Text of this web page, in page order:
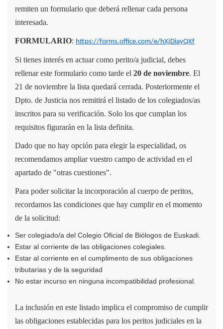
remiten un formulario que deberá rellenar cada persona
interesada.
FORMULARIO: https://forms.office.com/e/hXjDiayQXf
Si tienes interés en actuar como perito/a judicial, debes
rellenar este formulario como tarde el 20 de noviembre. El
21 de noviembre la lista quedará cerrada. Posteriormente el
Dpto. de Justicia nos remitirá el listado de los colegiados/as
inscritos para su verificación. Solo los que cumplan los
requisitos figurarán en la lista definita.
Dado que no hay opción para elegir la especialidad, os
recomendamos ampliar vuestro campo de actividad en el
apartado de "otras cuestiones".
Para poder solicitar la incorporación al cuerpo de peritos,
recordamos las condiciones que hay cumplir en el momento
de la solicitud:
Ser colegiado/a del Colegio Oficial de Biólogos de Euskadi.
Estar al corriente de las obligaciones colegiales.
Estar al corriente en el cumplimento de sus obligaciones
tributarias y de la seguridad
No estar incurso en ninguna incompatibilidad profesional.
La inclusión en este listado implica el compromiso de cumplir
las obligaciones establecidas para los peritos judiciales en la